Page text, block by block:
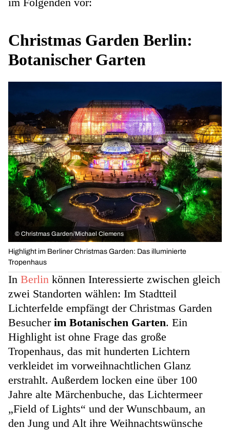
Christmas Garden Berlin:
Botanischer Garten
© Christmas Garden/Michael Clemens
Highlight im Berliner Christmas Garden: Das illuminierte
Tropenhaus
In Berlin können Interessierte zwischen gleich
zwei Standorten wählen: Im Stadtteil
Lichterfelde empfängt der Christmas Garden
Besucherim Botanischen Garten. Ein
Highlight ist ohne Frage das große
Tropenhaus, das mit hunderten Lichtern
verkleidet im vorweihnachtlichen Glanz
erstrahlt. Außerdem locken eine über 100
Jahre alte Märchenbuche, das Lichtermeer
„Field of Lights“ und der Wunschbaum, an
den Jung und Alt ihre Weihnachtswünsche